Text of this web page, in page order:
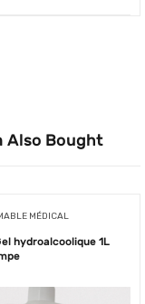
Also Bought
MÉDICAL
hydroalcoolique 1L